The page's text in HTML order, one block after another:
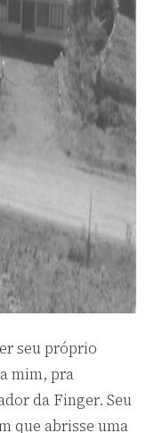
seu próprio
mim, pra
da Finger. Seu
que abrisse uma